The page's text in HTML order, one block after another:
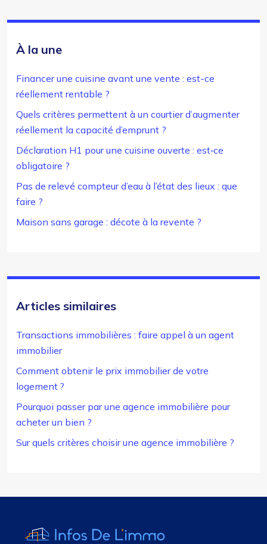
À la une
Financer une cuisine avant une vente : est-ce
réellement rentable ?
Quels critères permettent à un courtier d’augmenter
réellement la capacité d’emprunt ?
Déclaration H1 pour une cuisine ouverte : est‑ce
obligatoire ?
Pas de relevé compteur d’eau à l’état des lieux : que
faire ?
Maison sans garage : décote à la revente ?
Articles similaires
Transactions immobilières : faire appel à un agent
immobilier
Comment obtenir le prix immobilier de votre
logement ?
Pourquoi passer par une agence immobilière pour
acheter un bien ?
Sur quels critères choisir une agence immobilière ?